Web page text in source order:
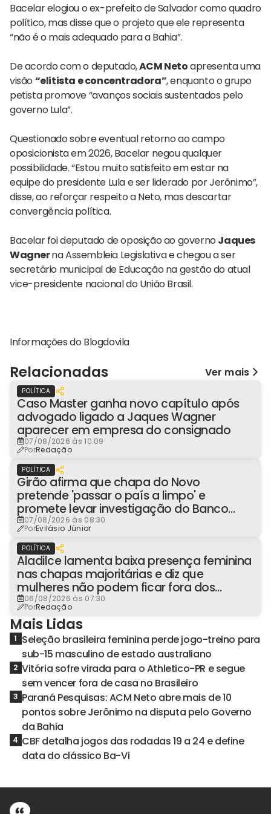
Bacelar elogiou o ex-prefeito de Salvador como quadro
político, mas disse que o projeto que ele representa
“não é o mais adequado para a Bahia”.
De acordo com o deputado,ACM Netoapresenta uma
visão “elitista e concentradora”, enquanto o grupo
petista promove “avanços sociais sustentados pelo
governo Lula”.
Questionado sobre eventual retorno ao campo
oposicionista em 2026, Bacelar negou qualquer
possibilidade. “Estou muito satisfeito em estar na
equipe do presidente Lula e ser liderado por Jerônimo”,
disse, ao reforçar respeito a Neto, mas descartar
convergência política.
Bacelar foi deputado de oposição ao governo Jaques
Wagnerna Assembleia Legislativa e chegou a ser
secretário municipal de Educação na gestão do atual
vice-presidente nacional do União Brasil.
Informações do Blogdovila
Relacionadas Ver mais
POLÍTICA
Caso Master ganha novo capítulo após
advogado ligado a Jaques Wagner
aparecer em empresa do consignado
07/08/2026 às 10:09
PorRedação
POLÍTICA
Girão afirma que chapa do Novo
pretende 'passar o país a limpo' e
promete levar investigação do Banco
Master à Presidência
07/08/2026 às 08:30
PorEvilásio Júnior
POLÍTICA
Aladilce lamenta baixa presença feminina
nas chapas majoritárias e diz que
mulheres não podem ficar fora dos
espaços de poder
06/08/2026 às 07:30
PorRedação
Mais Lidas
1 Seleção brasileira feminina perde jogo-treino para
sub-15 masculino de estado australiano
2 Vitória sofre virada para o Athletico-PR e segue
sem vencer fora de casa no Brasileiro
3 Paraná Pesquisas: ACM Neto abre mais de 10
pontos sobre Jerônimo na disputa pelo Governo
da Bahia
4 CBF detalha jogos das rodadas 19 a 24 e define
data do clássico Ba-Vi